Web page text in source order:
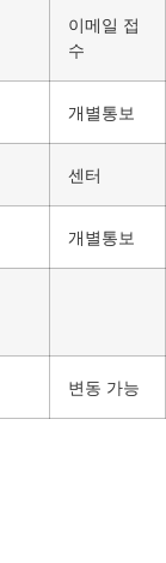
이메일 접
수
개별통보
센터
개별통보
변동 가능